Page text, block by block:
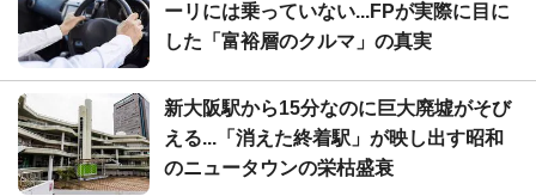
ーリには乗っていない...FPが実際に目に
した「富裕層のクルマ」の真実
新大阪駅から15分なのに巨大廃墟がそび
える...「消えた終着駅」が映し出す昭和
のニュータウンの栄枯盛衰